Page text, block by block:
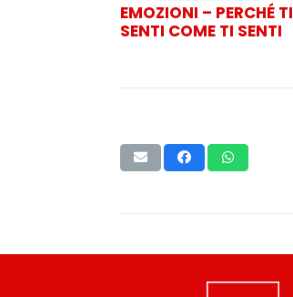
EMOZIONI – PERCHÉ TI
SENTI COME TI SENTI